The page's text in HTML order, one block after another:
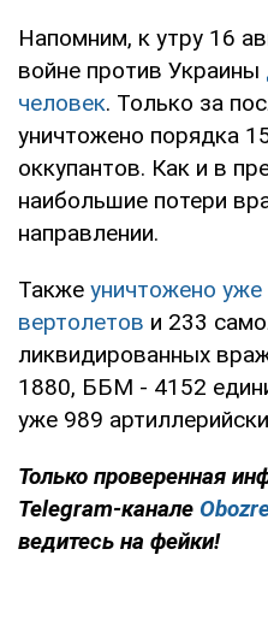
Напомним, к утру 16
войне против Украины
человек. Только за
уничтожено порядка
оккупантов. Как и в
наибольшие потери
направлении.
Также уничтожено
вертолетов и 233
ликвидированных
1880, ББМ - 4152
уже 989
Только проверенная
Telegram-канале
ведитесь на фейки!